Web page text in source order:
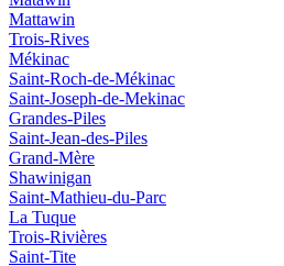
Mattawin
Trois-Rives
Mékinac
Saint-Roch-de-Mékinac
Saint-Joseph-de-Mekinac
Grandes-Piles
Saint-Jean-des-Piles
Grand-Mère
Shawinigan
Saint-Mathieu-du-Parc
La Tuque
Trois-Rivières
Saint-Tite